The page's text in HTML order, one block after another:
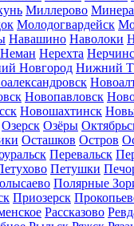
Миллерово
Молодогвардейск
Навашино Наволоки
Неман Нерехта
Новгород Нижний
Новопавловск
Новошахтинск
Озерск Озёры
Осташков Остров
Перевальск
Петушки
Полярные
Приозерск
Рассказово